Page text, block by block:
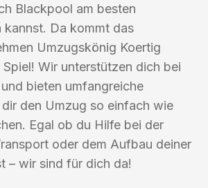
Blackpool am besten
kannst. Da kommt das
Umzugskönig Koertig
Spiel! Wir unterstützen dich bei
bieten umfangreiche
den Umzug so einfach wie
Egal ob du Hilfe bei der
oder dem Aufbau deiner
– wir sind für dich da!